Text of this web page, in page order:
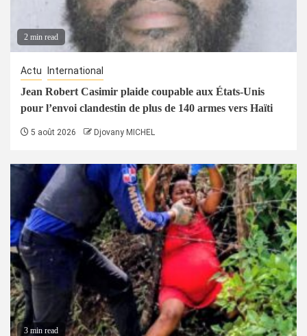
2 min read
Actu International
Jean Robert Casimir plaide coupable aux États-Unis
pour l’envoi clandestin de plus de 140 armes vers Haïti
5 août 2026 Djovany MICHEL
3 min read